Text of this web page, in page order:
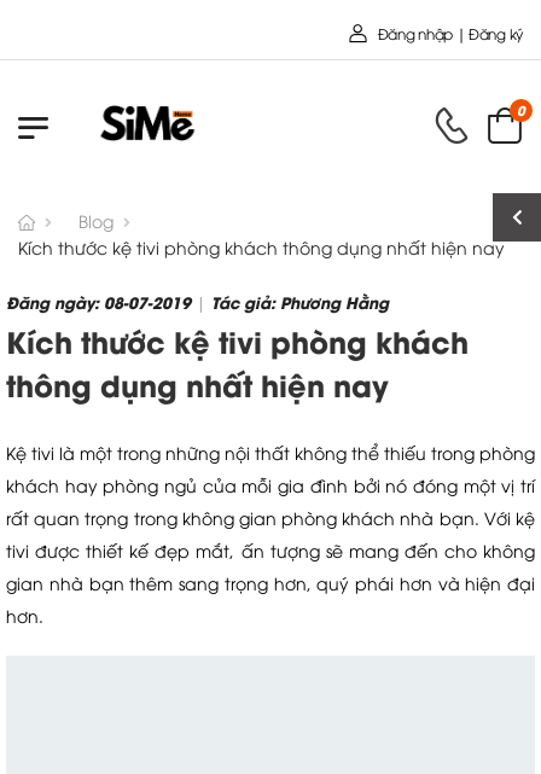
Chào mừng bạn đến với Nội Thất Toàn
Đăng nhập | Đăng ký
0
Blog
Kích thước kệ tivi phòng khách thông dụng nhất hiện nay
Đăng ngày: 08-07-2019| Tác giả: Phương Hằng
Kích thước kệ tivi phòng khách
thông dụng nhất hiện nay
Kệ tivi là một trong những nội thất không thể thiếu trong phòng
khách hay phòng ngủ của mỗi gia đình bởi nó đóng một vị trí
rất quan trọng trong không gian phòng khách nhà bạn. Với kệ
tivi được thiết kế đẹp mắt, ấn tượng sẽ mang đến cho không
gian nhà bạn thêm sang trọng hơn, quý phái hơn và hiện đại
hơn.